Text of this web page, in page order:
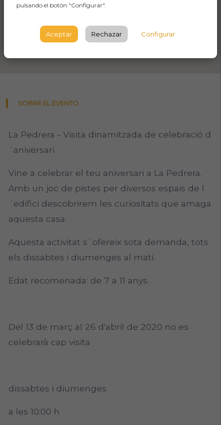
SOBRE EL EVENTO
La Pedrera - Visita dinamitzada de celebració d
´aniversari
Vine a celebrar el teu aniversari a La Pedrera.
Amb un joc de pistes per diversos espais de l
´edifici descobrirem les curiositats que amaga
aquesta casa.
Aquesta activitat s´ofereix sota demanda, tots
els dissabtes i diumenges al matí.
Edat recomenada: de 7 a 11 anys.
Del 13 de març al 26 d'abril de 2020 no es
celebrarà cap visita
dissabtes i diumenges
a les 10:00 h
pulsando el botón "Configurar".
Aceptar Rechazar Configurar